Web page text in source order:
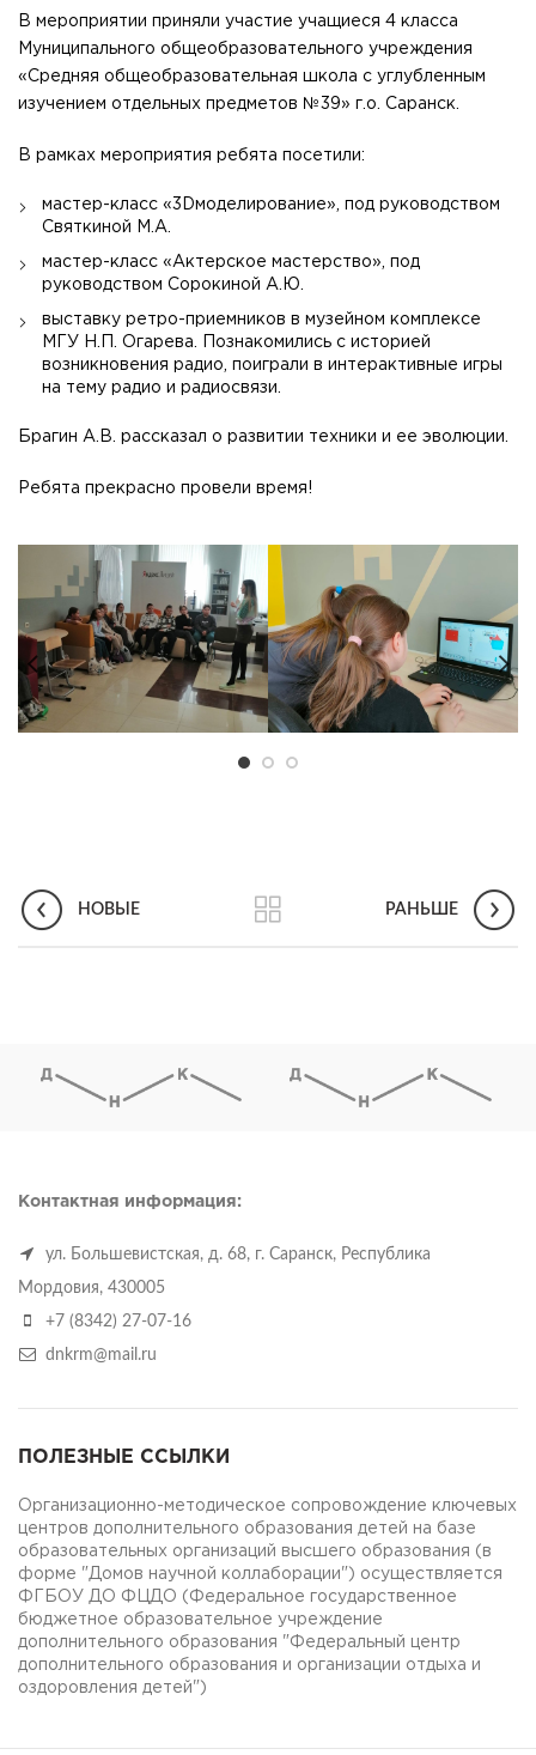
В мероприятии приняли участие учащиеся 4 класса
Муниципального общеобразовательного учреждения
«Средняя общеобразовательная школа с углубленным
изучением отдельных предметов №39» г.о. Саранск.
В рамках мероприятия ребята посетили:
мастер-класс «3Dмоделирование», под руководством
Святкиной М.А.
мастер-класс «Актерское мастерство», под
руководством Сорокиной А.Ю.
выставку ретро-приемников в музейном комплексе
МГУ Н.П. Огарева. Познакомились с историей
возникновения радио, поиграли в интерактивные игры
на тему радио и радиосвязи.
Брагин А.В. рассказал о развитии техники и ее эволюции.
Ребята прекрасно провели время!
НОВЫЕ РАНЬШЕ
Контактная информация:
ул. Большевистская, д. 68, г. Саранск, Республика
Мордовия, 430005
+7 (8342) 27-07-16
dnkrm@mail.ru
ПОЛЕЗНЫЕ ССЫЛКИ
Организационно-методическое сопровождение ключевых
центров дополнительного образования детей на базе
образовательных организаций высшего образования (в
форме "Домов научной коллаборации") осуществляется
ФГБОУ ДО ФЦДО (Федеральное государственное
бюджетное образовательное учреждение
дополнительного образования "Федеральный центр
дополнительного образования и организации отдыха и
оздоровления детей")